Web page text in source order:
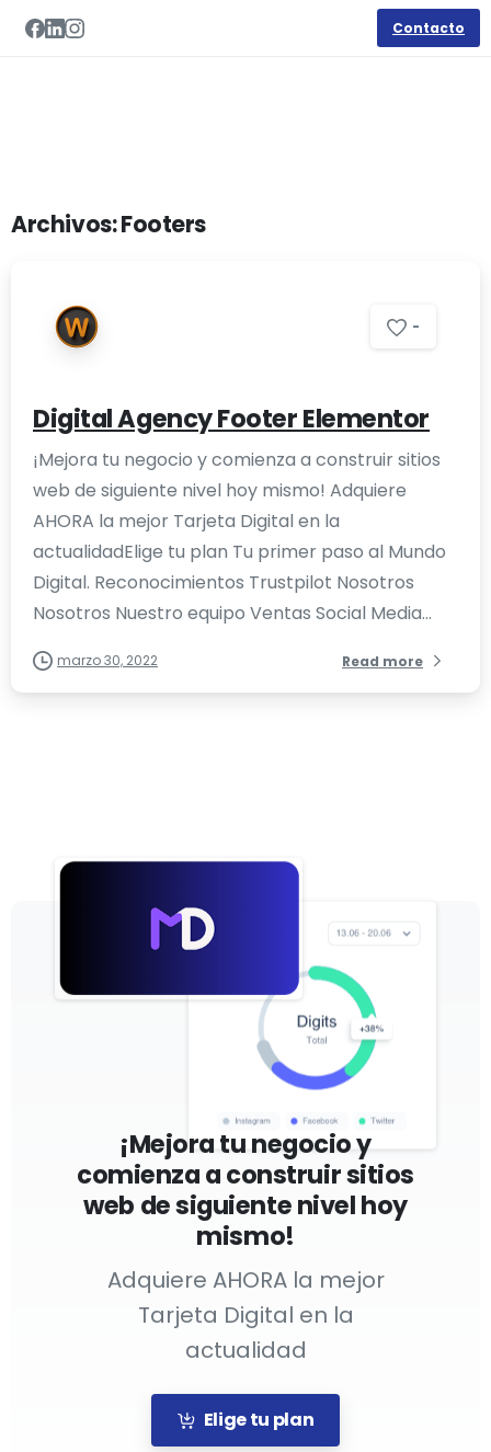
Contacto
Archivos:Footers
-
Digital Agency Footer Elementor
¡Mejora tu negocio y comienza a construir sitios
web de siguiente nivel hoy mismo! Adquiere
AHORA la mejor Tarjeta Digital en la
actualidadElige tu plan Tu primer paso al Mundo
Digital. Reconocimientos Trustpilot Nosotros
Nosotros Nuestro equipo Ventas Social Media...
marzo 30, 2022 Read more
¡Mejora tu negocio y
comienza a construir sitios
web de siguiente nivel hoy
mismo!
Adquiere AHORA la mejor
Tarjeta Digital en la
actualidad
Elige tu plan
Contacto
No dudes en hacernos llegar tus dudas
sobre nuestro servicio